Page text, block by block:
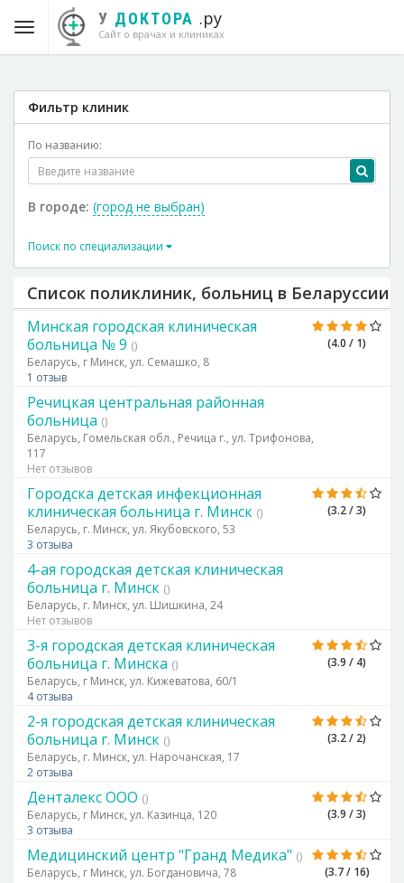
У ДОКТОРА .ру
Сайт о врачах и клиниках
Фильтр клиник
По названию:
В городе: (город не выбран)
Поиск по специализации
Список поликлиник, больниц в Беларуссии
(4.0 / 1)
Минская городская клиническая
больница № 9 ()
Беларусь, г Минск, ул. Семашко, 8
1 отзыв
Речицкая центральная районная
больница ()
Беларусь, Гомельская обл., Речица г., ул. Трифонова,
117
Нет отзывов
(3.2 / 3)
Городска детская инфекционная
клиническая больница г. Минск ()
Беларусь, г. Минск, ул. Якубовского, 53
3 отзыва
4-ая городская детская клиническая
больница г. Минск ()
Беларусь, г. Минск, ул. Шишкина, 24
Нет отзывов
(3.9 / 4)
3-я городская детская клиническая
больница г. Минска ()
Беларусь, г Минск, ул. Кижеватова, 60/1
4 отзыва
(3.2 / 2)
2-я городская детская клиническая
больница г. Минск ()
Беларусь, г. Минск, ул. Нарочанская, 17
2 отзыва
(3.9 / 3)
Денталекс ООО ()
Беларусь, г Минск, ул. Казинца, 120
3 отзыва
(3.7 / 16)
Медицинский центр "Гранд Медика" ()
Беларусь, г Минск, ул. Богдановича, 78